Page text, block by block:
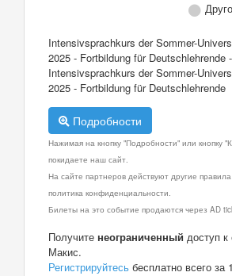
Intensivsprachkurs der Sommer-
2025 - Fortbildung für Deutschlehrende -
Intensivsprachkurs der Sommer-
2025 - Fortbildung für Deutschlehrende
Подробности
Нажимая на кнопку "Подробности" или кнопку
покидаете наш сайт.
На сайте партнеров действуют другие
политика конфиденциальности.
Билеты на это событие продаются через AD
Получите неограниченный доступ
Макис.
Регистрируйтесь бесплатно всего за